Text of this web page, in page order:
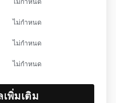
ไม่กำหนด
ไม่กำหนด
ไม่กำหนด
พิ่มเติม